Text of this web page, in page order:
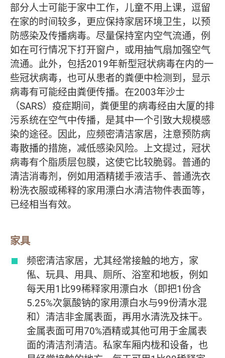
部分人士可能于家中工作，儿童不用上课，逗留
在家的时间较多，更应保持家居环境卫生，以预
防感染及传播病毒。尽量保持室内空气流通，例
如在可行情况下打开窗户，或用抽气扇加强空气
流通。此外，包括2019年新型冠状病毒在内的一
些冠状病毒，也可从患者的粪便中检测到，显示
病毒有可能经由粪便传播。在2003年沙士
（SARS）疫症期间，粪便里的病毒经由大厦的排
污系统在空气中传播，是其中一个引致大规模感
染的途径。因此，应频密清洁家居，注意预防病
毒散播的措施，减低感染风险。上文提过，冠状
病毒有个脂质层包膜，这使它比较脆弱。普通的
清洁消毒剂，例如用酒精搓手液洁手、普通洗衣
粉洗衣服或稀释的家用漂白水清洁物件表面等，
已经相当有效。
家具
频密清洁家居，尤其经常接触的地方，家
俬、玩具、用具、厕所、浴室和地板，例如
每天用1比99稀释家用漂白水（即把1份含
5.25%次氯酸钠的家用漂白水与99份清水混
和）清洁非金属表面，再用水清洗及抹干。
金属表面可用70%酒精或其他可用于金属表
面的清洁剂清洁。私家车厢内栊和设备，也